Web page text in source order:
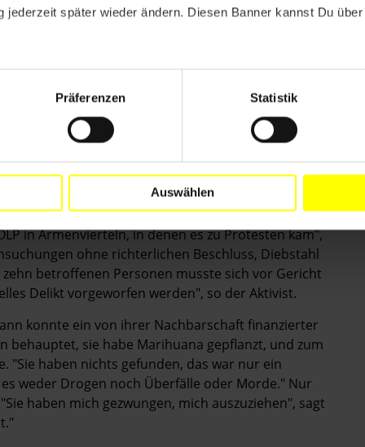
jederzeit später wieder ändern. Diesen Banner kannst Du
Präferenzen Statistik
Auswählen
ehemaligen Hochburgen der Chavisten, der
der für Menschenrechte zuständige UN-
Versammlung baut zudem systematisch
wahrscheinlich durch Wahlbetrug neu
dominierte Parlament.
der Menschenrechtsorganisation Provea davon
vor allem gegen den wachsenden Widerstand
in Armenvierteln, in denen es zu Protesten kam",
ohne richterlichen Beschluss, Diebstahl
betroffenen ­Personen musste sich vor Gericht
Delikt vorgeworfen werden", so der Aktivist.
konnte ein von ihrer Nachbarschaft finanzierter
behauptet, sie habe Marihuana gepflanzt, und zum
"Sie haben nichts gefunden, das war nur ein
­weder Drogen noch Überfälle oder Morde." Nur
haben mich gezwungen, mich auszuziehen", sagt